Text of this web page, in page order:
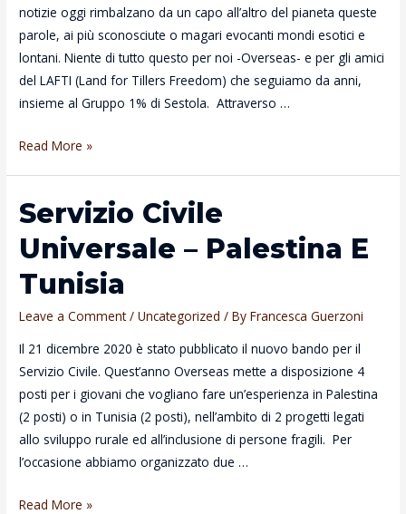
notizie oggi rimbalzano da un capo all’altro del pianeta queste
parole, ai più sconosciute o magari evocanti mondi esotici e
lontani. Niente di tutto questo per noi -Overseas- e per gli amici
del LAFTI (Land for Tillers Freedom) che seguiamo da anni,
insieme al Gruppo 1% di Sestola. Attraverso …
Sarvodaya,
Read More »
Servizio Civile
Universale – Palestina E
Tunisia
Leave a Comment /Uncategorized / ByFrancesca Guerzoni
Il 21 dicembre 2020 è stato pubblicato il nuovo bando per il
Servizio Civile. Quest’anno Overseas mette a disposizione 4
posti per i giovani che vogliano fare un’esperienza in Palestina
(2 posti) o in Tunisia (2 posti), nell’ambito di 2 progetti legati
allo sviluppo rurale ed all’inclusione di persone fragili. Per
l’occasione abbiamo organizzato due …
Servizio
Read More »